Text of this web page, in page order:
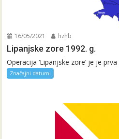
16/05/2021 hzhb
Lipanjske zore 1992. g.
Operacija ‘Lipanjske zore’ je je
Značajni datumi